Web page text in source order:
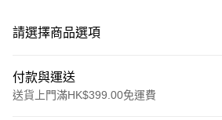
請選擇商品選項
付款與運送
送貨上門滿HK$399.00免運費